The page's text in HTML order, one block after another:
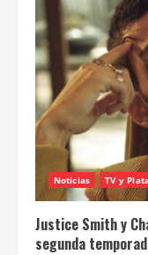
Noticias TV y
Justice Smith y
segunda